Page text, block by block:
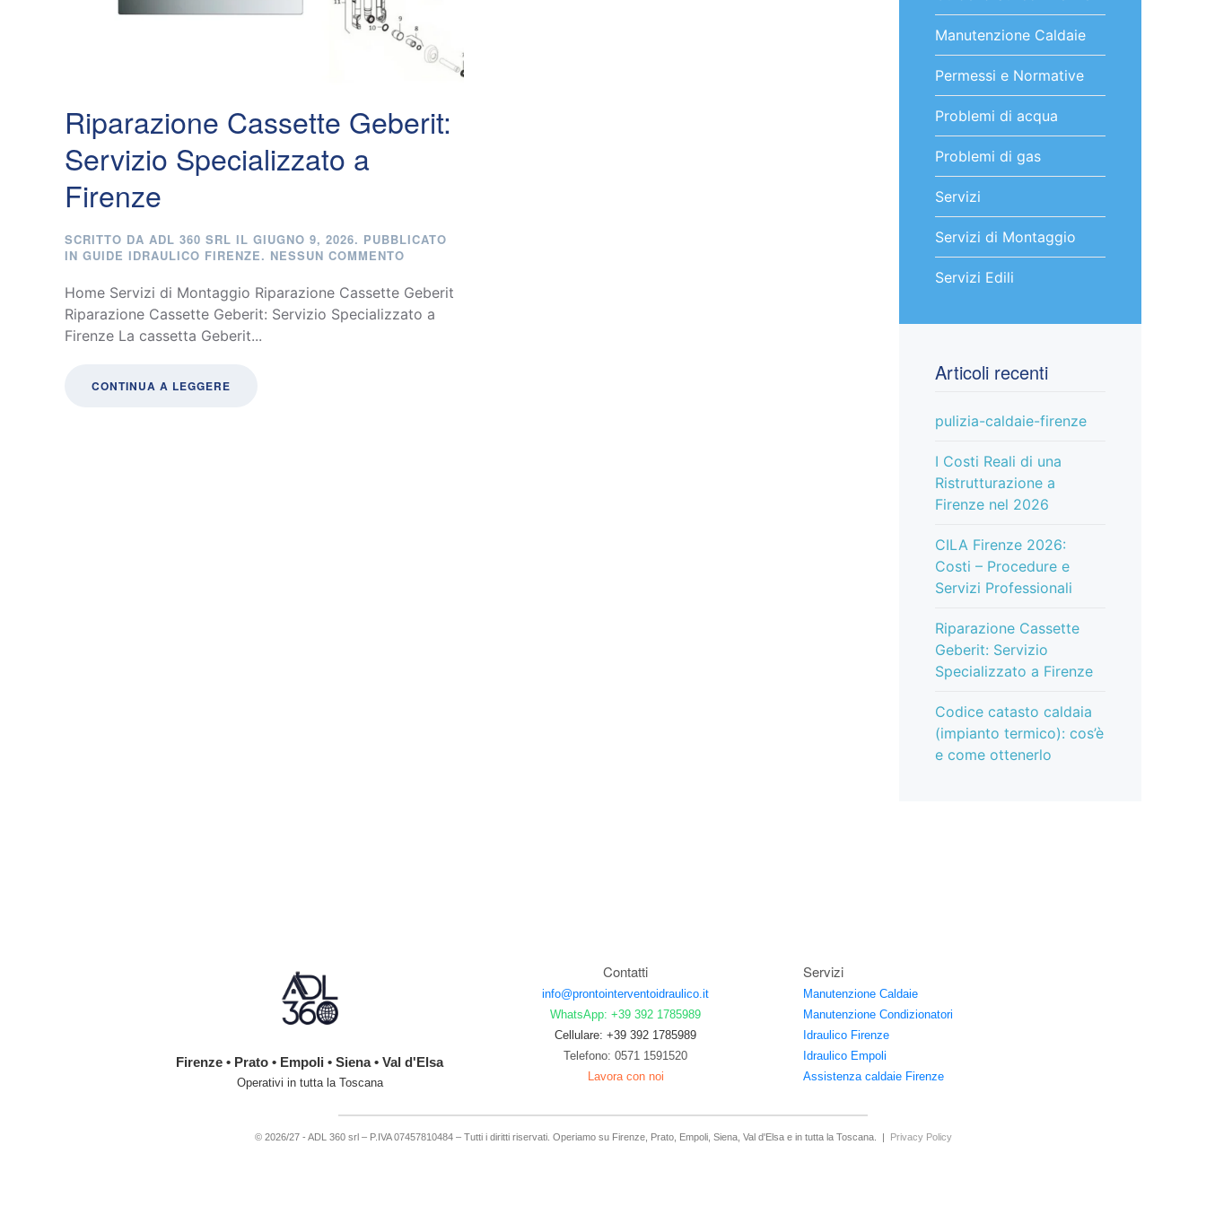
Riparazione Cassette Geberit:
Servizio Specializzato a
Firenze
SCRITTO DA ADL 360 SRL IL GIUGNO 9, 2026. PUBBLICATO
IN GUIDE IDRAULICO FIRENZE. NESSUN COMMENTO
CASSETTE
GEBERIT:
SERVIZIO
Home Servizi di Montaggio Riparazione Cassette Geberit
Riparazione Cassette Geberit: Servizio Specializzato a
Firenze La cassetta Geberit...
CONTINUA A LEGGERE
Manutenzione Caldaie
Permessi e Normative
Problemi di acqua
Problemi di gas
Servizi
Servizi di Montaggio
Servizi Edili
Articoli recenti
pulizia-caldaie-firenze
I Costi Reali di una
Ristrutturazione a
Firenze nel 2026
CILA Firenze 2026:
Costi – Procedure e
Servizi Professionali
Riparazione Cassette
Geberit: Servizio
Specializzato a Firenze
Codice catasto caldaia
(impianto termico): cos’è
e come ottenerlo
Firenze • Prato • Empoli • Siena • Val d'Elsa
Operativi in tutta la Toscana
Contatti
info@prontointerventoidraulico.it
WhatsApp: +39 392 1785989
Cellulare: +39 392 1785989
Telefono: 0571 1591520
Lavora con noi
Servizi
Manutenzione Caldaie
Manutenzione Condizionatori
Idraulico Firenze
Idraulico Empoli
Assistenza caldaie Firenze
© 2026/27 - ADL 360 srl – P.IVA 07457810484 – Tutti i diritti riservati. Operiamo su Firenze, Prato, Empoli, Siena, Val d'Elsa e in tutta la Toscana. | Privacy Policy